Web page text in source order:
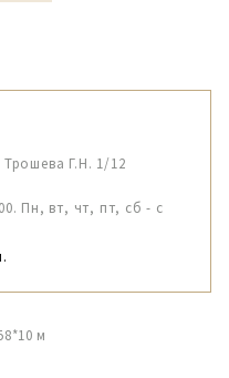
Г.Н. 1/12
Пн, вт, чт, пт, сб - с
м